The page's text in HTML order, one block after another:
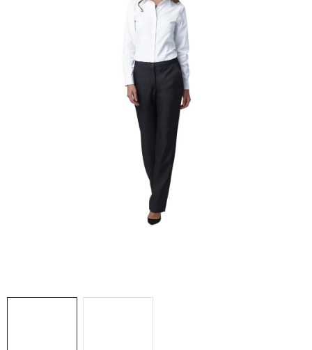
Chránená dielňa
Doprava, platba a zľavy
Potlač lôg
Kto sme
Formulár na vrátenie tovaru /odstúpenie od zmluvy
Zásady ochrany osobných údajov
Moja objednávka